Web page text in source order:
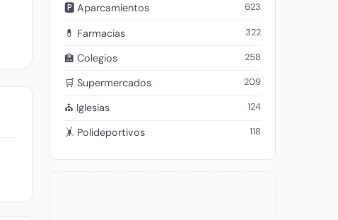
🅿️ Aparcamientos 623
💊 Farmacias 322
🏫 Colegios 258
🛒 Supermercados 209
⛪ Iglesias 124
🤸 Polideportivos 118